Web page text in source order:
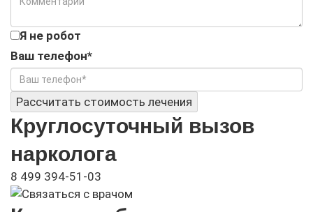
Я не робот
Ваш телефон*
Рассчитать стоимость лечения
Круглосуточный вызов
нарколога
8 499 394-51-03